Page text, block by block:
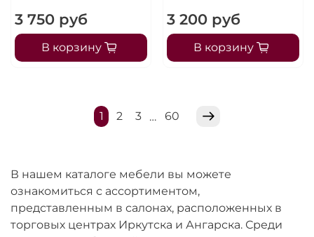
3 750 руб
В корзину
3 200 руб
В корзину
1 2 3 … 60
В нашем каталоге мебели вы можете
ознакомиться с ассортиментом,
представленным в салонах, расположенных в
торговых центрах Иркутска и Ангарска. Среди